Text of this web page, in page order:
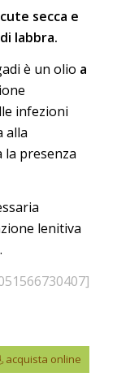
cute secca e
labbra.
è un olio a
infezioni
alla
la presenza
lenitiva
acquista online